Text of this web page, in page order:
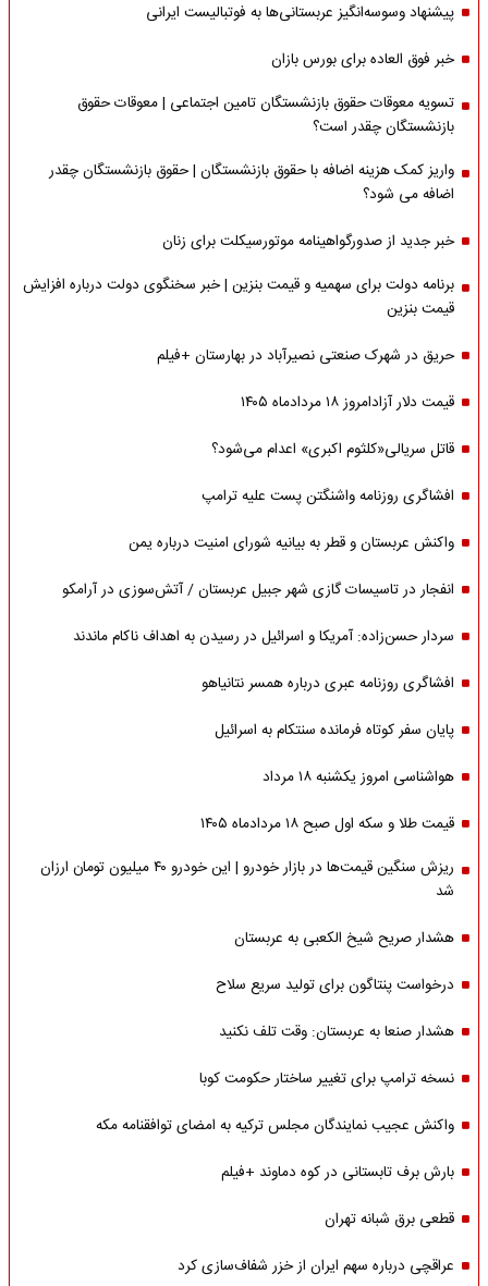
پیشنهاد وسوسه‌انگیز عربستانی‌ها به فوتبالیست ایرانی
خبر فوق العاده برای بورس بازان
تسویه معوقات حقوق بازنشستگان تامین اجتماعی | معوقات حقوق
بازنشستگان چقدر است؟
واریز کمک هزینه اضافه با حقوق بازنشستگان | حقوق بازنشستگان چقدر
اضافه می شود؟
خبر جدید از صدورگواهینامه موتورسیکلت برای زنان
برنامه دولت برای سهمیه و قیمت بنزین | خبر سخنگوی دولت درباره افزایش
قیمت بنزین
حریق در شهرک صنعتی نصیرآباد در بهارستان +فیلم
قیمت دلار آزادامروز ۱۸ مردادماه ۱۴۰۵
قاتل سریالی«کلثوم اکبری» اعدام می‌شود؟
افشاگری روزنامه واشنگتن پست علیه ترامپ
واکنش عربستان و قطر به بیانیه شورای امنیت درباره یمن
انفجار در تاسیسات گازی شهر جبیل عربستان / آتش‌سوزی در آرامکو
سردار حسن‌زاده: آمریکا و اسرائیل در رسیدن به اهداف ناکام ماندند
افشاگری روزنامه عبری درباره همسر نتانیاهو
پایان سفر کوتاه فرمانده سنتکام به اسرائیل
هواشناسی امروز یکشنبه ۱۸ مرداد
قیمت طلا و سکه اول صبح ۱۸ مردادماه ۱۴۰۵
ریزش سنگین قیمت‌ها در بازار خودرو | این خودرو ۴۰ میلیون تومان ارزان
شد
هشدار صریح شیخ الکعبی به عربستان
درخواست پنتاگون برای تولید سریع سلاح
هشدار صنعا به عربستان: وقت تلف نکنید
نسخه ترامپ برای تغییر ساختار حکومت کوبا
واکنش عجیب نمایندگان مجلس ترکیه به امضای توافقنامه مکه
بارش برف تابستانی در کوه دماوند +فیلم
قطعی برق شبانه تهران
عراقچی درباره سهم ایران از خزر شفاف‌سازی کرد